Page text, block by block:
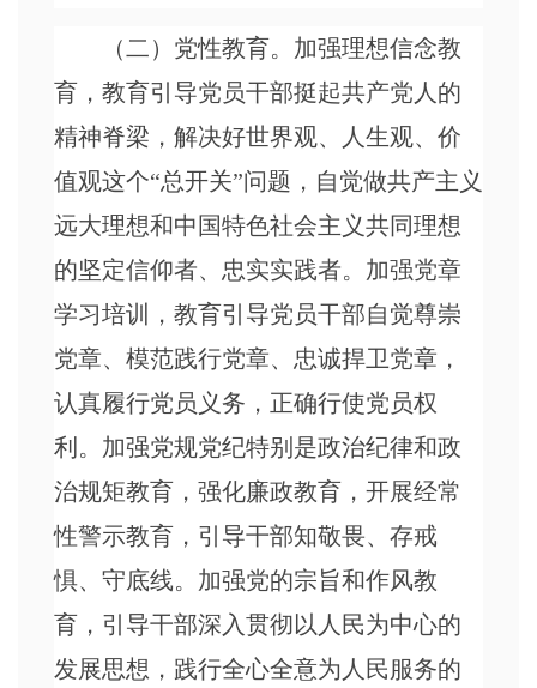
（二）党性教育。加强理想信念教
育，教育引导党员干部挺起共产党人的
精神脊梁，解决好世界观、人生观、价
值观这个“总开关”问题，自觉做共产主义
远大理想和中国特色社会主义共同理想
的坚定信仰者、忠实实践者。加强党章
学习培训，教育引导党员干部自觉尊崇
党章、模范践行党章、忠诚捍卫党章，
认真履行党员义务，正确行使党员权
利。加强党规党纪特别是政治纪律和政
治规矩教育，强化廉政教育，开展经常
性警示教育，引导干部知敬畏、存戒
惧、守底线。加强党的宗旨和作风教
育，引导干部深入贯彻以人民为中心的
发展思想，践行全心全意为人民服务的